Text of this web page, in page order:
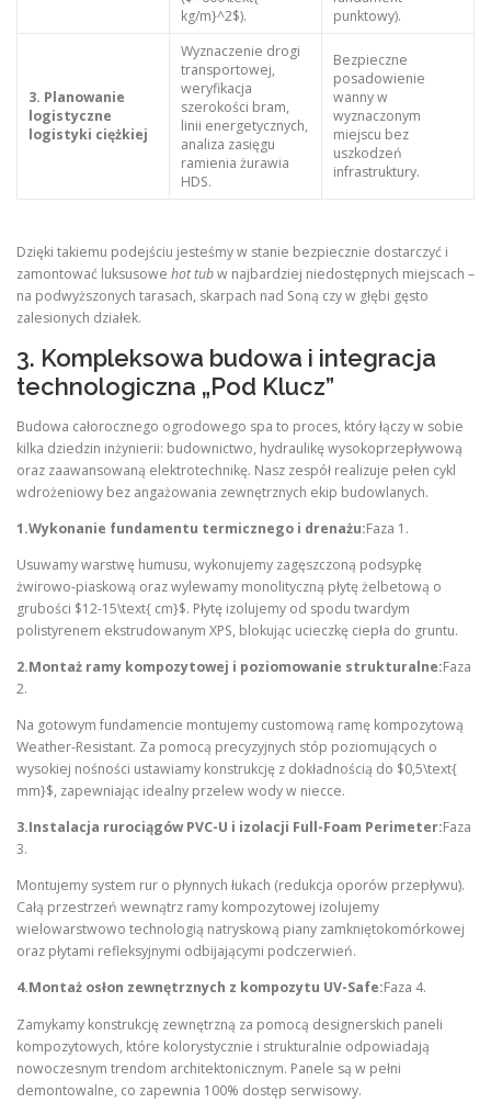
kg/m}^2$).
punktowy).
3. Planowanie
logistyczne
logistyki ciężkiej
Wyznaczenie drogi
transportowej,
weryfikacja
szerokości bram,
linii energetycznych,
analiza zasięgu
ramienia żurawia
HDS.
Bezpieczne
posadowienie
wanny w
wyznaczonym
miejscu bez
uszkodzeń
infrastruktury.
Dzięki takiemu podejściu jesteśmy w stanie bezpiecznie dostarczyć i
zamontować luksusowe hot tubw najbardziej niedostępnych miejscach –
na podwyższonych tarasach, skarpach nad Soną czy w głębi gęsto
zalesionych działek.
3. Kompleksowa budowa i integracja
technologiczna „Pod Klucz”
Budowa całorocznego ogrodowego spa to proces, który łączy w sobie
kilka dziedzin inżynierii: budownictwo, hydraulikę wysokoprzepływową
oraz zaawansowaną elektrotechnikę. Nasz zespół realizuje pełen cykl
wdrożeniowy bez angażowania zewnętrznych ekip budowlanych.
1.Wykonanie fundamentu termicznego i drenażu:Faza 1.
Usuwamy warstwę humusu, wykonujemy zagęszczoną podsypkę
żwirowo-piaskową oraz wylewamy monolityczną płytę żelbetową o
grubości $12-15\text{ cm}$. Płytę izolujemy od spodu twardym
polistyrenem ekstrudowanym XPS, blokując ucieczkę ciepła do gruntu.
2.Montaż ramy kompozytowej i poziomowanie strukturalne:Faza
2.
Na gotowym fundamencie montujemy customową ramę kompozytową
Weather-Resistant. Za pomocą precyzyjnych stóp poziomujących o
wysokiej nośności ustawiamy konstrukcję z dokładnością do $0,5\text{
mm}$, zapewniając idealny przelew wody w niecce.
3.Instalacja rurociągów PVC-U i izolacji Full-Foam Perimeter:Faza
3.
Montujemy system rur o płynnych łukach (redukcja oporów przepływu).
Całą przestrzeń wewnątrz ramy kompozytowej izolujemy
wielowarstwowo technologią natryskową piany zamkniętokomórkowej
oraz płytami refleksyjnymi odbijającymi podczerwień.
4.Montaż osłon zewnętrznych z kompozytu UV-Safe:Faza 4.
Zamykamy konstrukcję zewnętrzną za pomocą designerskich paneli
kompozytowych, które kolorystycznie i strukturalnie odpowiadają
nowoczesnym trendom architektonicznym. Panele są w pełni
demontowalne, co zapewnia 100% dostęp serwisowy.